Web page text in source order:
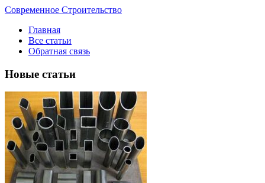
Современное Строительство
Главная
Все статьи
Обратная связь
Новые статьи